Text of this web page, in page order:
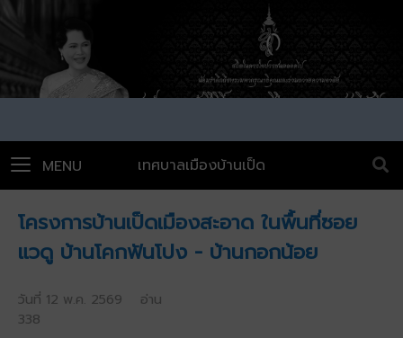
เทศบาลเมืองบ้านเป็ด
MENU
โครงการบ้านเป็ดเมืองสะอาด ในพื้นที่ซอย
แวดู บ้านโคกฟันโปง - บ้านกอกน้อย
วันที่ 12 พ.ค. 2569 อ่าน
338